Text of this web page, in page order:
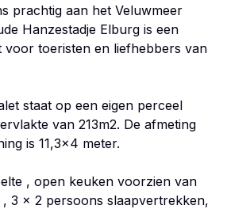
prachtig aan het Veluwmeer
Hanzestadje Elburg is een
voor toeristen en liefhebbers van
staat op een eigen perceel
van 213m2. De afmeting
is 11,3x4 meter.
, open keuken voorzien van
3 x 2 persoons slaapvertrekken,